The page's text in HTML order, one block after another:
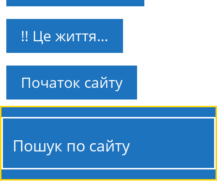
!! Це життя…
Початок сайту
Пошук по сайту